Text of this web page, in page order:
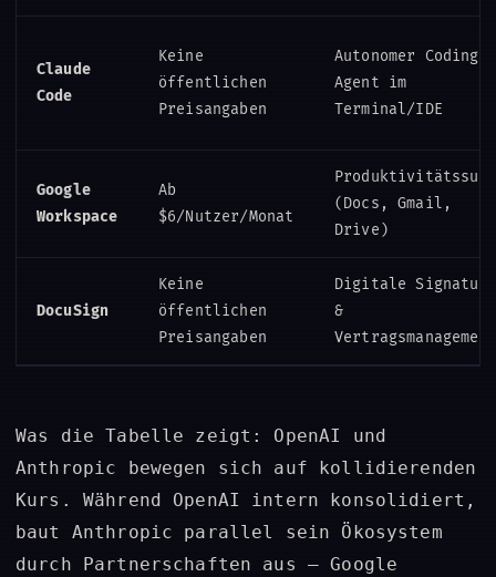
Claude
Code
Keine
öffentlichen
Preisangaben
Autonomer Coding-
Agent im
Terminal/IDE
Google
Workspace
Ab
$6/Nutzer/Monat
(Docs, Gmail,
Drive)
DocuSign
Keine
öffentlichen
Preisangaben
Digitale
&
Vertragsmanagement
Was die Tabelle zeigt: OpenAI und
Anthropic bewegen sich auf kollidierenden
Kurs. Während OpenAI intern konsolidiert,
baut Anthropic parallel sein Ökosystem
durch Partnerschaften aus – Google